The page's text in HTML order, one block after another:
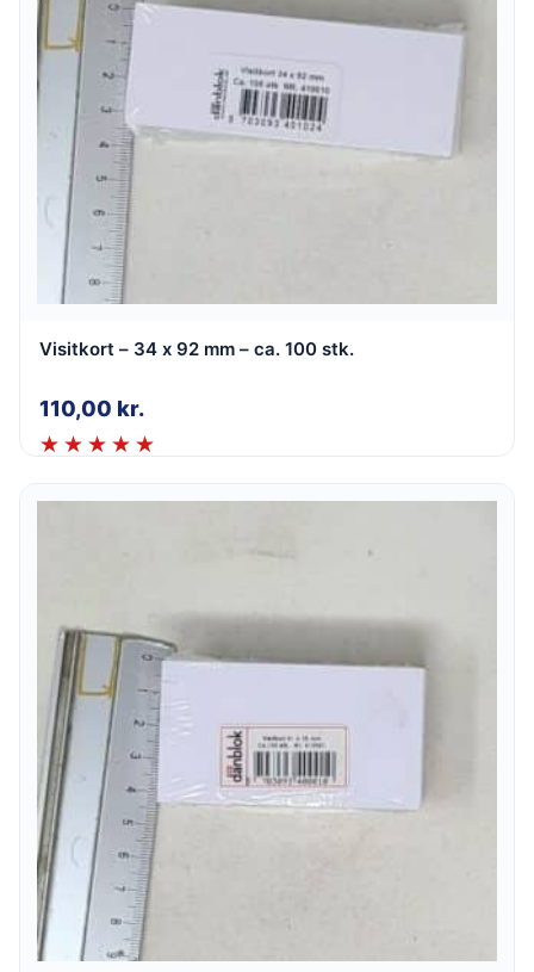
Visitkort – 34 x 92 mm – ca. 100 stk.
110,00 kr.